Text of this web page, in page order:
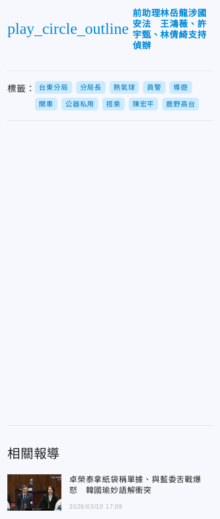
play_circle_outline
前助理林岳龍涉國
安法 王鴻薇、許
宇甄、林倩綺支持
偵辦
標籤： 台東分局 分局長 熱氣球 員警 導遊
開車 公器私用 搭乘 陳宏平 鹿野高台
相關報導
卓榮泰拿紙袋稱單據、與藍委舌戰爆
怒 韓國瑜妙語解衝突
2026/03/10 17:09